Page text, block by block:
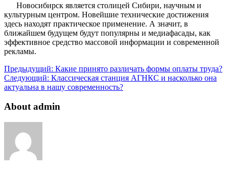
Новосибирск является столицей Сибири, научным и
культурным центром. Новейшие технические достижения
здесь находят практическое применение. А значит, в
ближайшем будущем будут популярны и медиафасады, как
эффективное средство массовой информации и современной
рекламы.
Предыдущий: Какие принято различать формы оплаты труда?
Следующий: Классическая станция АГНКС и насколько она
актуальна в нашу современность?
About admin